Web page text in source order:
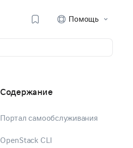
Помощь
Содержание
Портал самообслуживания
OpenStack CLI